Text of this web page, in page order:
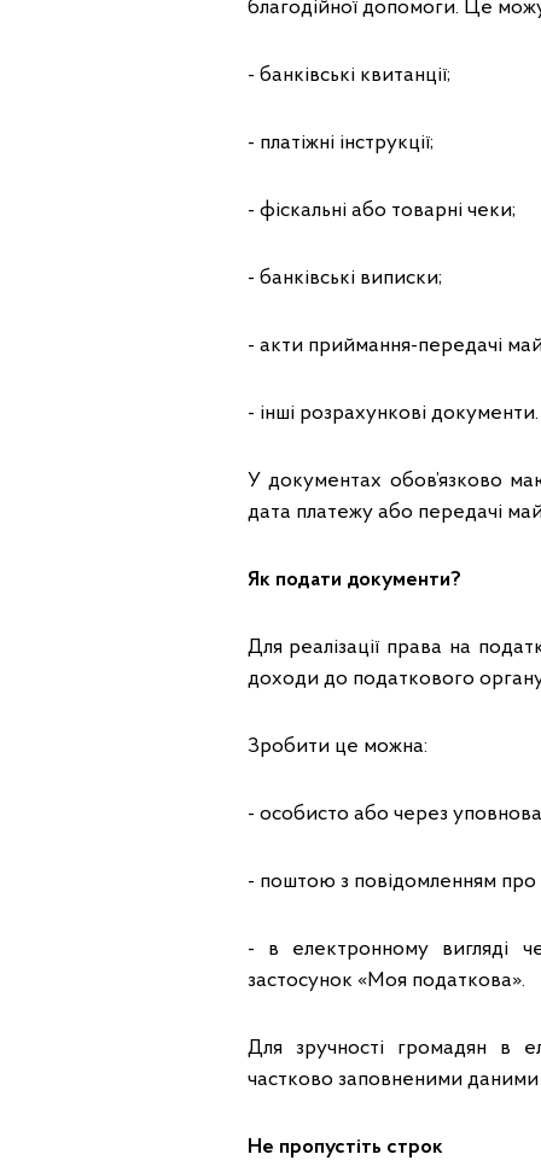
благодійної допомоги. Це
- банківські квитанції;
- платіжні інструкції;
- фіскальні або товарні чеки;
- банківські виписки;
- акти приймання-передачі
- інші розрахункові документи.
У документах обов’язково
дата платежу або передачі
Як подати документи?
Для реалізації права на
доходи до податкового органу
Зробити це можна:
- особисто або через
- поштою з повідомленням про
- в електронному вигляді
застосунок «Моя податкова».
Для зручності громадян в
частково заповненими даними
Не пропустіть строк